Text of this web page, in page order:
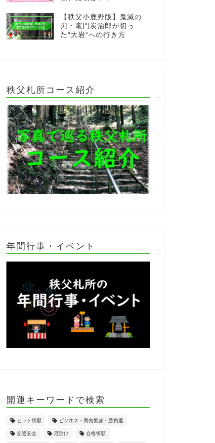
【秩父小鹿野版】鬼滅の
刃・竃門炭治郎が切っ
た“大岩“への行き方
秩父札所コース紹介
年間行事・イベント
開運キーワードで検索
ヒット祈願 ビジネス・商売繁盛・勝負運
交通安全 厄除け 合格祈願